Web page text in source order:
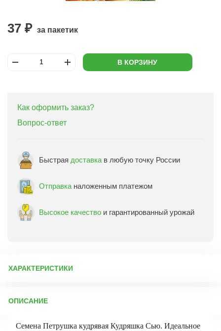
37 ₽ за пакетик
В КОРЗИНУ
Как оформить заказ?
Вопрос-ответ
Быстрая доставка в любую точку России
Отправка наложенным платежом
Высокое качество и гарантированный урожай
ХАРАКТЕРИСТИКИ
Бренд товара:
ОПИСАНИЕ
Семена Петрушка кудрявая Кудряшка Сью. Идеальное